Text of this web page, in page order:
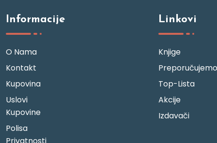
Informacije
O Nama
Kontakt
Kupovina
Uslovi
Kupovine
Polisa
Privatnosti
Linkovi
Knjige
Preporučujemo
Top-Lista
Akcije
Izdavači